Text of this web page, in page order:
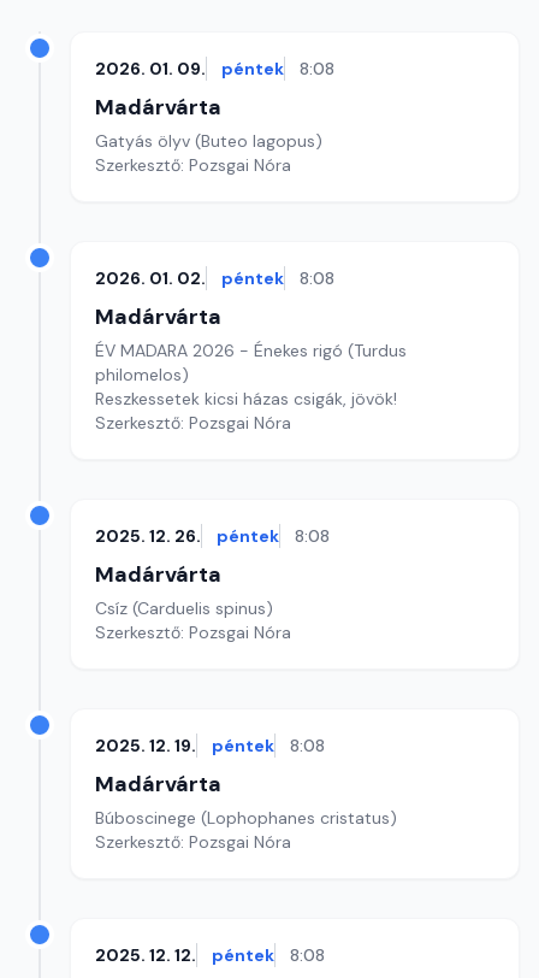
2026. 01. 09. péntek 8:08
Madárvárta
Gatyás ölyv (Buteo lagopus)
Szerkesztő: Pozsgai Nóra
2026. 01. 02. péntek 8:08
Madárvárta
ÉV MADARA 2026 - Énekes rigó (Turdus
philomelos)
Reszkessetek kicsi házas csigák, jövök!
Szerkesztő: Pozsgai Nóra
2025. 12. 26. péntek 8:08
Madárvárta
Csíz (Carduelis spinus)
Szerkesztő: Pozsgai Nóra
2025. 12. 19. péntek 8:08
Madárvárta
Búboscinege (Lophophanes cristatus)
Szerkesztő: Pozsgai Nóra
2025. 12. 12. péntek 8:08